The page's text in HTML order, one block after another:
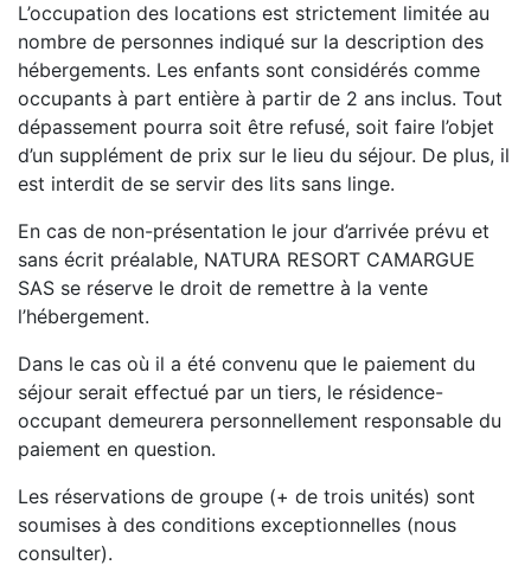
L’occupation des locations est strictement limitée au
nombre de personnes indiqué sur la description des
hébergements. Les enfants sont considérés comme
occupants à part entière à partir de 2 ans inclus. Tout
dépassement pourra soit être refusé, soit faire l’objet
d’un supplément de prix sur le lieu du séjour. De plus, il
est interdit de se servir des lits sans linge.
En cas de non-présentation le jour d’arrivée prévu et
sans écrit préalable, NATURA RESORT CAMARGUE
SAS se réserve le droit de remettre à la vente
l’hébergement.
Dans le cas où il a été convenu que le paiement du
séjour serait effectué par un tiers, le résidence-
occupant demeurera personnellement responsable du
paiement en question.
Les réservations de groupe (+ de trois unités) sont
soumises à des conditions exceptionnelles (nous
consulter).